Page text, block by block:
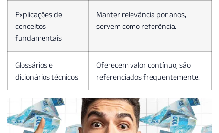
Explicações de
conceitos
fundamentais
Manter relevância por anos,
servem como referência.
Glossários e
dicionários técnicos
Oferecem valor contínuo, são
referenciados frequentemente.